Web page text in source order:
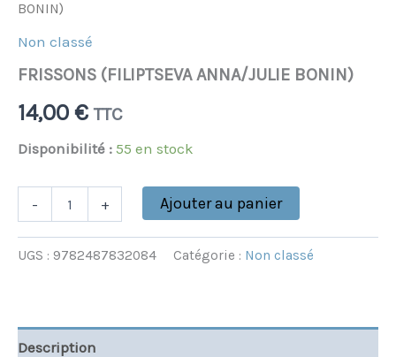
BONIN)
Non classé
FRISSONS (FILIPTSEVA ANNA/JULIE BONIN)
14,00 € TTC
Disponibilité : 55 en stock
- + Ajouter au panier
UGS : 9782487832084 Catégorie : Non classé
Description